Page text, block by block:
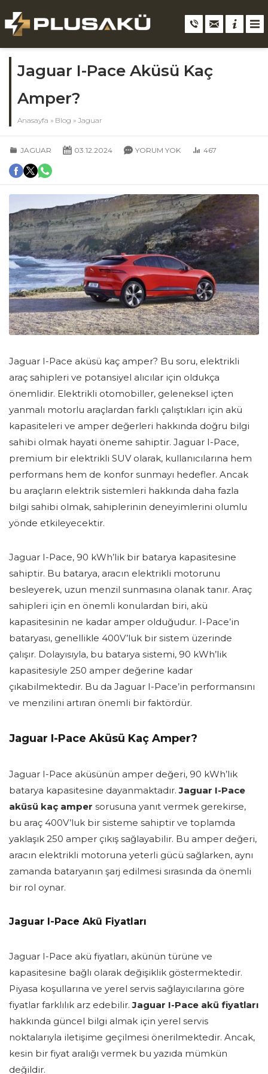
Jaguar I-Pace Aküsü Kaç
Amper?
Anasayfa » Blog » Jaguar
JAGUAR 03.12.2024 YORUM YOK 467
Jaguar I-Pace aküsü kaç amper? Bu soru, elektrikli
araç sahipleri ve potansiyel alıcılar için oldukça
önemlidir. Elektrikli otomobiller, geleneksel içten
yanmalı motorlu araçlardan farklı çalıştıkları için akü
kapasiteleri ve amper değerleri hakkında doğru bilgi
sahibi olmak hayati öneme sahiptir. Jaguar I-Pace,
premium bir elektrikli SUV olarak, kullanıcılarına hem
performans hem de konfor sunmayı hedefler. Ancak
bu araçların elektrik sistemleri hakkında daha fazla
bilgi sahibi olmak, sahiplerinin deneyimlerini olumlu
yönde etkileyecektir.
Jaguar I-Pace, 90 kWh’lik bir batarya kapasitesine
sahiptir. Bu batarya, aracın elektrikli motorunu
besleyerek, uzun menzil sunmasına olanak tanır. Araç
sahipleri için en önemli konulardan biri, akü
kapasitesinin ne kadar amper olduğudur. I-Pace’in
bataryası, genellikle 400V’luk bir sistem üzerinde
çalışır. Dolayısıyla, bu batarya sistemi, 90 kWh’lik
kapasitesiyle 250 amper değerine kadar
çıkabilmektedir. Bu da Jaguar I-Pace’in performansını
ve menzilini artıran önemli bir faktördür.
Jaguar I-Pace Aküsü Kaç Amper?
Jaguar I-Pace aküsünün amper değeri, 90 kWh’lik
batarya kapasitesine dayanmaktadır.Jaguar I-Pace
aküsü kaç amper sorusuna yanıt vermek gerekirse,
bu araç 400V’luk bir sisteme sahiptir ve toplamda
yaklaşık 250 amper çıkış sağlayabilir. Bu amper değeri,
aracın elektrikli motoruna yeterli gücü sağlarken, aynı
zamanda bataryanın şarj edilmesi sırasında da önemli
bir rol oynar.
Jaguar I-Pace Akü Fiyatları
Jaguar I-Pace akü fiyatları, akünün türüne ve
kapasitesine bağlı olarak değişiklik göstermektedir.
Piyasa koşullarına ve yerel servis sağlayıcılarına göre
fiyatlar farklılık arz edebilir.Jaguar I-Pace akü fiyatları
hakkında güncel bilgi almak için yerel servis
noktalarıyla iletişime geçilmesi önerilmektedir. Ancak,
kesin bir fiyat aralığı vermek bu yazıda mümkün
değildir.